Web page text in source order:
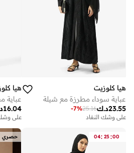
هيا كلوزيت
عباية سوداء مطرزة مع شيلة
د.ك23.55
25.16
-7%
على وشك النفاد
هيا
16.04
على وشك
04: 25:00 حصري